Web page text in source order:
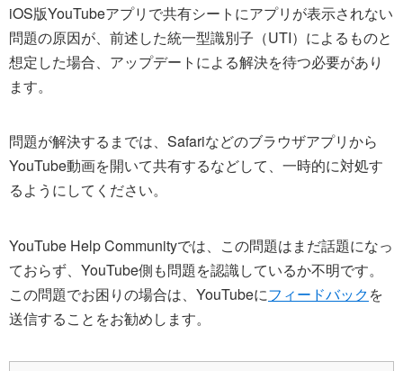
iOS版YouTubeアプリで共有シートにアプリが表示されない
問題の原因が、前述した統一型識別子（UTI）によるものと
想定した場合、アップデートによる解決を待つ必要があり
ます。
問題が解決するまでは、Safariなどのブラウザアプリから
YouTube動画を開いて共有するなどして、一時的に対処す
るようにしてください。
YouTube Help Communityでは、この問題はまだ話題になっ
ておらず、YouTube側も問題を認識しているか不明です。
この問題でお困りの場合は、YouTubeにフィードバックを
送信することをお勧めします。